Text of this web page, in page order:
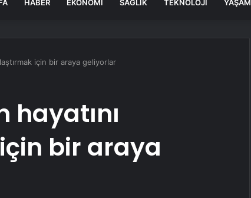
HABER EKONOMI SAĞLIK TEKNOLOJI YAŞAM
için bir araya geliyorlar
hayatını
bir araya